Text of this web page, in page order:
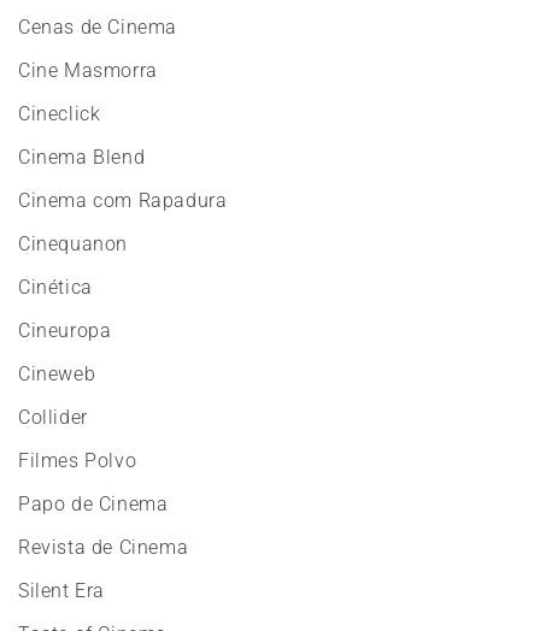
Cenas de Cinema
Cine Masmorra
Cineclick
Cinema Blend
Cinema com Rapadura
Cinequanon
Cinética
Cineuropa
Cineweb
Collider
Filmes Polvo
Papo de Cinema
Revista de Cinema
Silent Era